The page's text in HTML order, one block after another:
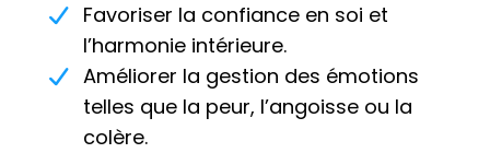
Favoriser la confiance en soi et
l’harmonie intérieure.
Améliorer la gestion des émotions
telles que la peur, l’angoisse ou la
colère.